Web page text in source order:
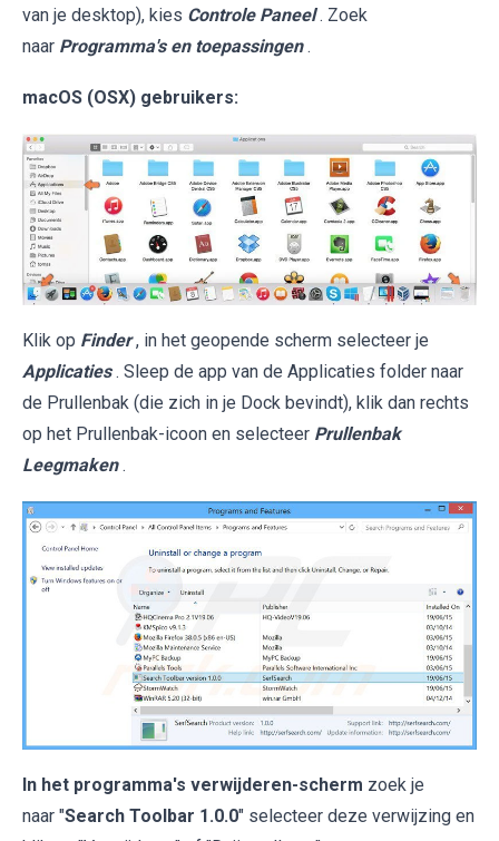
van je desktop), kies Controle Paneel . Zoek
naar Programma's en toepassingen .
macOS (OSX) gebruikers:
Klik op Finder , in het geopende scherm selecteer je
Applicaties . Sleep de app van de Applicaties folder naar
de Prullenbak (die zich in je Dock bevindt), klik dan rechts
op het Prullenbak-icoon en selecteer Prullenbak
Leegmaken .
In het programma's verwijderen-scherm zoek je
naar "Search Toolbar 1.0.0" selecteer deze verwijzing en